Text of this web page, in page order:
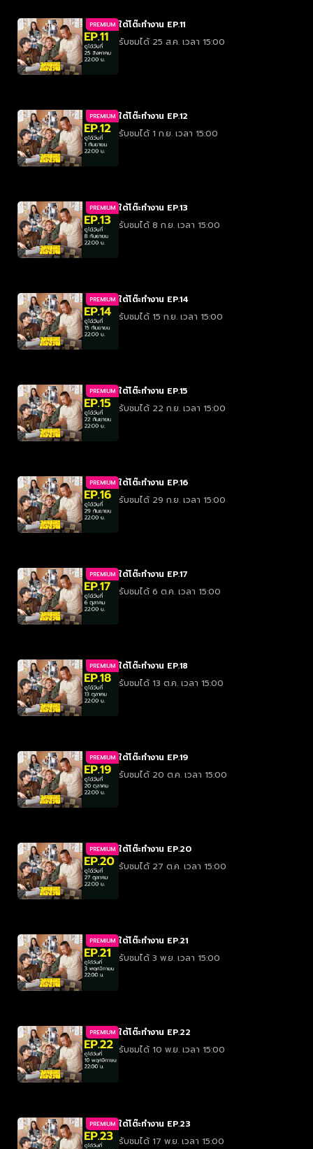
PREMIUM ใต้โต๊ะทำงาน EP.11
รับชมได้ 25 ส.ค. เวลา 15:00
PREMIUM ใต้โต๊ะทำงาน EP.12
รับชมได้ 1 ก.ย. เวลา 15:00
PREMIUM ใต้โต๊ะทำงาน EP.13
รับชมได้ 8 ก.ย. เวลา 15:00
PREMIUM ใต้โต๊ะทำงาน EP.14
รับชมได้ 15 ก.ย. เวลา 15:00
PREMIUM ใต้โต๊ะทำงาน EP.15
รับชมได้ 22 ก.ย. เวลา 15:00
PREMIUM ใต้โต๊ะทำงาน EP.16
รับชมได้ 29 ก.ย. เวลา 15:00
PREMIUM ใต้โต๊ะทำงาน EP.17
รับชมได้ 6 ต.ค. เวลา 15:00
PREMIUM ใต้โต๊ะทำงาน EP.18
รับชมได้ 13 ต.ค. เวลา 15:00
PREMIUM ใต้โต๊ะทำงาน EP.19
รับชมได้ 20 ต.ค. เวลา 15:00
PREMIUM ใต้โต๊ะทำงาน EP.20
รับชมได้ 27 ต.ค. เวลา 15:00
PREMIUM ใต้โต๊ะทำงาน EP.21
รับชมได้ 3 พ.ย. เวลา 15:00
PREMIUM ใต้โต๊ะทำงาน EP.22
รับชมได้ 10 พ.ย. เวลา 15:00
PREMIUM ใต้โต๊ะทำงาน EP.23
รับชมได้ 17 พ.ย. เวลา 15:00